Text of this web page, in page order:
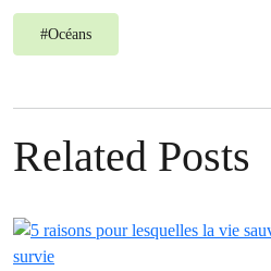
#Océans
Related Posts